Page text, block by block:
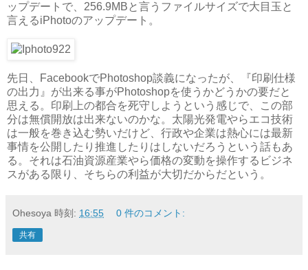
ップデートで、256.9MBと言うファイルサイズで大目玉と
言えるiPhotoのアップデート。
先日、FacebookでPhotoshop談義になったが、『印刷仕様
の出力』が出来る事がPhotoshopを使うかどうかの要だと
思える。印刷上の都合を死守しようという感じで、この部
分は無償開放は出来ないのかな。太陽光発電やらエコ技術
は一般を巻き込む勢いだけど、行政や企業は熱心には最新
事情を公開したり推進したりはしないだろうという話もあ
る。それは石油資源産業やら価格の変動を操作するビジネ
スがある限り、そちらの利益が大切だからだという。
Ohesoya 時刻: 16:55 0 件のコメント:
共有